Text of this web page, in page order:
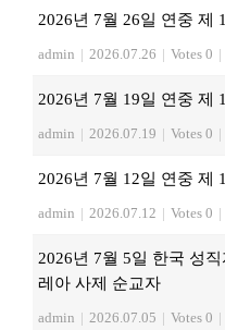
2026년 7월 26일 연중 제
admin | 2026.07.26 | Votes 0 |
2026년 7월 19일 연중 제
admin | 2026.07.19 | Votes 0 |
2026년 7월 12일 연중 제
admin | 2026.07.12 | Votes 0 |
2026년 7월 5일 한국 성
레아 사제 순교자
admin | 2026.07.05 | Votes 0 |